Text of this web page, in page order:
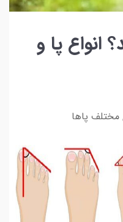
انواع پا و
مختلف پاها